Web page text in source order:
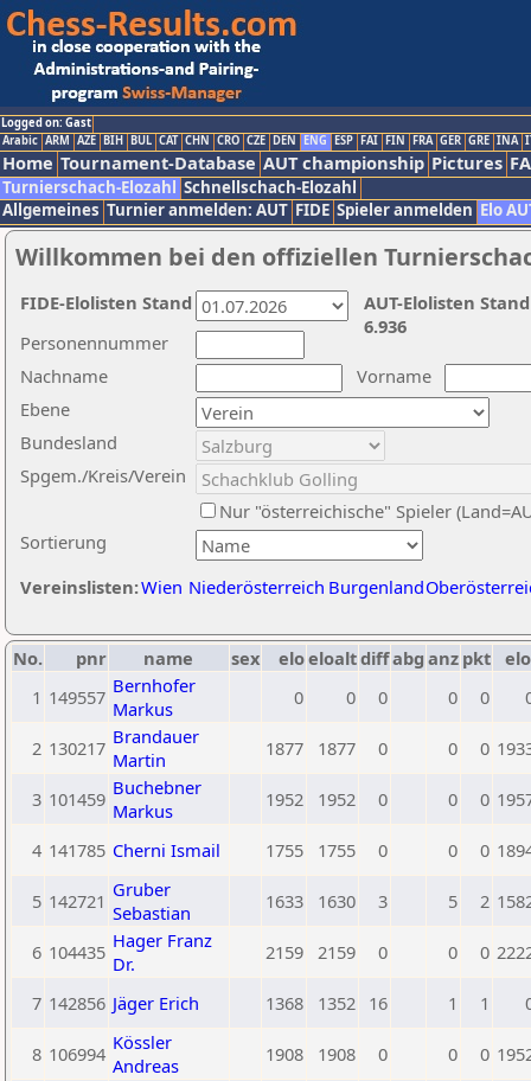
Logged on: Gast
Arabic ARM AZE BIH BUL CAT CHN CRO CZE DEN ENG ESP FAI FIN FRA GER GRE INA
Home Tournament-Database AUT championship Pictures
Turnierschach-Elozahl Schnellschach-Elozahl
Allgemeines Turnier anmelden: AUT FIDE Spieler anmelden Elo
Willkommen bei den offiziellen
Nachname
Vorname
Ebene
Sortierung
Personennummer
Bundesland
Spgem./Kreis/Verein
Nur "österreichische" Spieler
Vereinslisten:Wien Niederösterreich Burgenland
AUT-Elolisten
6.936
FIDE-Elolisten Stand
No. pnr name sex eloeloaltdiffabg anz pkt
1 149557 Bernhofer
Markus
0 0 0 0 0
2 130217 Brandauer
Martin
1877 1877 0 0 0
3 101459 Buchebner
Markus
1952 1952 0 0 0
4 141785 Cherni Ismail 1755 1755 0 0 0
5 142721 Gruber
Sebastian
1633 1630 3 5 2
6 104435 Hager Franz
Dr.
2159 2159 0 0 0
7 142856 Jäger Erich 1368 1352 16 1 1
8 106994 Kössler
Andreas
1908 1908 0 0 0